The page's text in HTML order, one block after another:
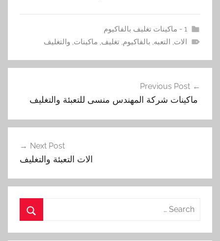
1 - ماكينات تغليف بالفاكيوم
الات, التعبه, بالفاكيوم,تغليف, ماكينات, والتغليف
المقالات
Previous Post
‏ ماكينات شركة المهندس منسى للتعبئة والتغليف
Next Post
الات التعبئة والتغليف
Search